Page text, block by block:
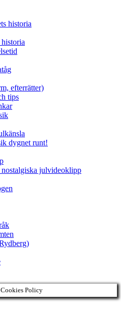
historia
efterrätter)
tips
dygnet runt!
julvideoklipp
Policy